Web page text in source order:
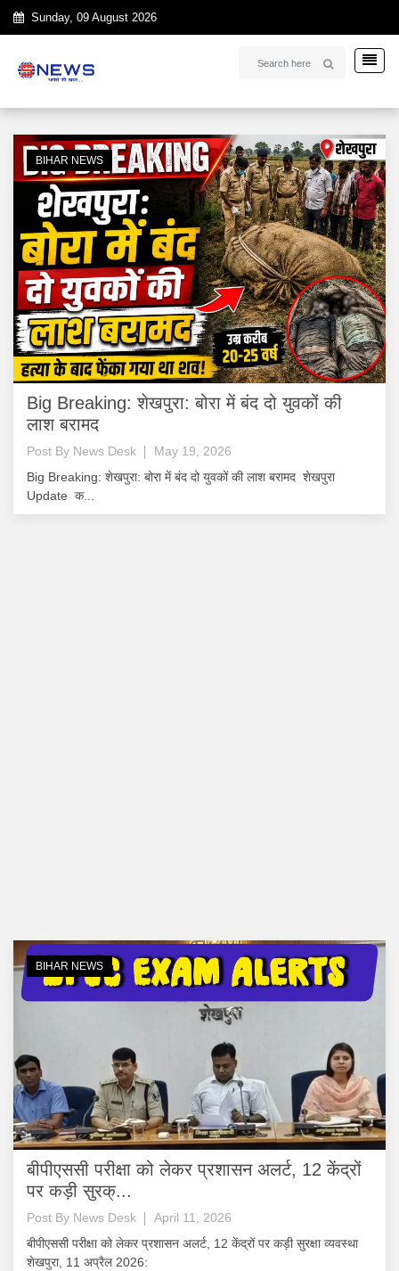
Sunday, 09 August 2026
BIHAR NEWS
Big Breaking: शेखपुरा: बोरा में बंद दो युवकों की
लाश बरामद
Post By News Desk
May 19, 2026
Big Breaking: शेखपुरा: बोरा में बंद दो युवकों की लाश बरामद शेखपुरा
Update क...
BIHAR NEWS
बीपीएससी परीक्षा को लेकर प्रशासन अलर्ट, 12 केंद्रों
पर कड़ी सुरक्...
Post By News Desk
April 11, 2026
बीपीएससी परीक्षा को लेकर प्रशासन अलर्ट, 12 केंद्रों पर कड़ी सुरक्षा व्यवस्था
शेखपुरा, 11 अप्रैल 2026: